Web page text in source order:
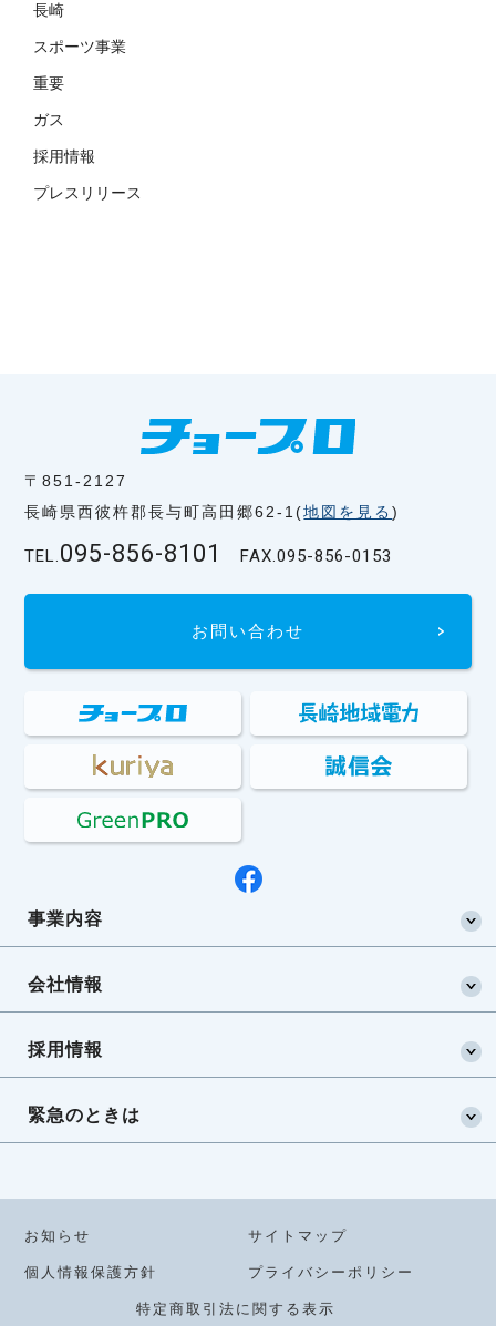
長崎
スポーツ事業
重要
ガス
採用情報
プレスリリース
〒851-2127
長崎県西彼杵郡長与町高田郷62-1(地図を見る)
TEL.095-856-8101 FAX.095-856-0153
お問い合わせ
事業内容
会社情報
採用情報
緊急のときは
お知らせ サイトマップ
個人情報保護方針 プライバシーポリシー
特定商取引法に関する表示